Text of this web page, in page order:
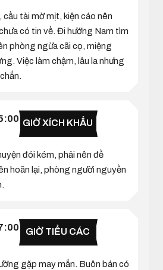
cầu tài mờ mịt, kiện cáo nên
có tin về. Đi hướng Nam tìm
phòng ngừa cãi cọ, miệng
Việc làm chậm, lâu la nhưng
GIỜ XÍCH KHẨU
đói kém, phải nên đề
hoãn lại, phòng người nguyền
GIỜ TIỂU CÁC
gặp may mắn. Buôn bán có